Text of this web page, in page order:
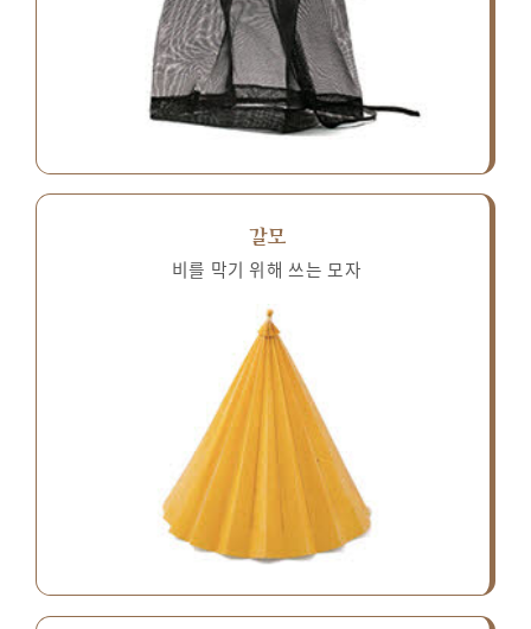
갈모
비를 막기 위해 쓰는 모자